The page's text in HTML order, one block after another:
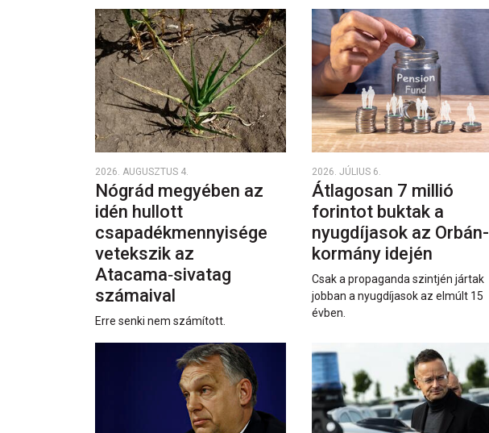
2026. AUGUSZTUS 4.
Nógrád megyében az
idén hullott
csapadékmennyisége
vetekszik az
Atacama‑sivatag
számaival
Erre senki nem számított.
2026. JÚLIUS 6.
Átlagosan 7 millió
forintot buktak a
nyugdíjasok az Orbán-
kormány idején
Csak a propaganda szintjén jártak
jobban a nyugdíjasok az elmúlt 15
évben.